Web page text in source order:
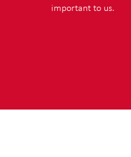
important to us.